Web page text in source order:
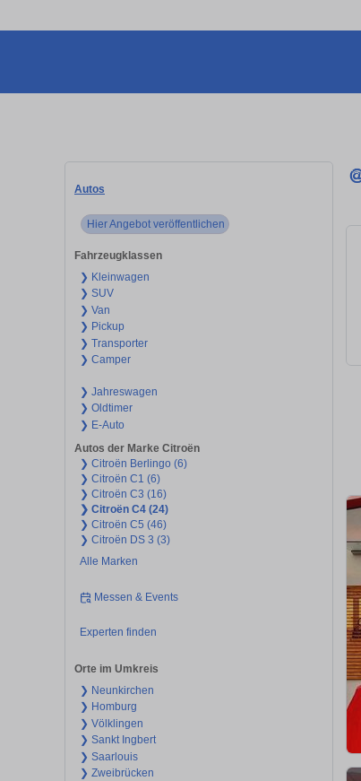
Autos
Hier Angebot veröffentlichen
Fahrzeugklassen
❯ Kleinwagen
❯ SUV
❯ Van
❯ Pickup
❯ Transporter
❯ Camper
❯ Jahreswagen
❯ Oldtimer
❯ E-Auto
Autos der Marke Citroën
❯ Citroën Berlingo (6)
❯ Citroën C1 (6)
❯ Citroën C3 (16)
❯ Citroën C4 (24)
❯ Citroën C5 (46)
❯ Citroën DS 3 (3)
Alle Marken
Messen & Events
Experten finden
Orte im Umkreis
❯ Neunkirchen
❯ Homburg
❯ Völklingen
❯ Sankt Ingbert
❯ Saarlouis
❯ Zweibrücken